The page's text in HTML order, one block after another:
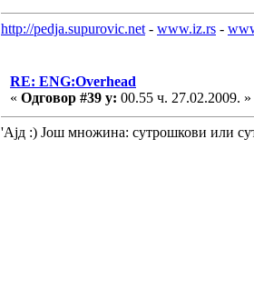
http://pedja.supurovic.net - www.iz.rs -
RE: ENG:Overhead
« Одговор #39 у: 00.55 ч. 27.02.2009. »
'Ајд :) Још множина: сутрошкови или